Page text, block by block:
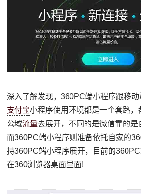
深入了解发现，360PC端小程序跟移动
支付宝小程序使用环境都是一个套路，
公域流量去展开，不同的是微信靠的是
而360PC端小程序则准备依托自家的
持360PC端小程序展开，目前的
在360浏览器桌面里面!